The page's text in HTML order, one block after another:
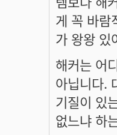
게 꼭 바람
가 왕왕 있
해커는 어
아닙니다.
기질이 있
없느냐 하